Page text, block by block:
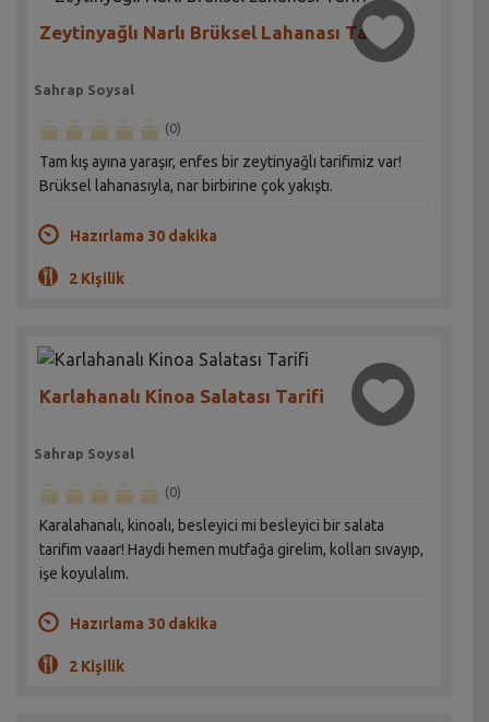
Zeytinyağlı Narlı Brüksel Lahanası Tarifi
Sahrap Soysal
(0)
Tam kış ayına yaraşır, enfes bir zeytinyağlı tarifimiz var!
Brüksel lahanasıyla, nar birbirine çok yakıştı.
Hazırlama 30 dakika
2 Kişilik
Karlahanalı Kinoa Salatası Tarifi
Sahrap Soysal
(0)
Karalahanalı, kinoalı, besleyici mi besleyici bir salata
tarifim vaaar! Haydi hemen mutfağa girelim, kolları sıvayıp,
işe koyulalım.
Hazırlama 30 dakika
2 Kişilik